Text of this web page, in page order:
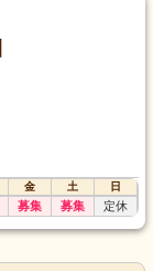
金 土
日
募集 募集 定休